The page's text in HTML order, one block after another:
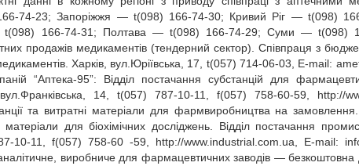
Запоріжжя — t(098) 166‑74‑30; Кривий Ріг — t(098)
t(098) 166‑74‑31; Полтава — t(098) 166‑74‑29; Суми — t(098)
продажів медикаментів (тендерний сектор). Співпраця з
Харків, вул.Юріївська, 17, t(057) 714‑06‑03, E‑mail:
“Аптека‑95”: Відділ постачання субстанцій для
14, t(057) 787‑10‑11, f(057) 758‑60‑59, http://
та витратні матеріали для фармвиробництва на замовлення.
матеріали для біохімічних досліджень. Відділ постачання
f(057) 758‑60 ‑59, http://www.industrial.com.ua, E‑mail:
виробниче для фармацевтичних заводів — безкоштовна